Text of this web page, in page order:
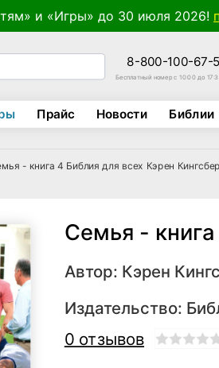
и «Игры» до 30 июля 2026!
8-800-100-67-
Бесплатный номер с 10:00 до
Прайс Новости Библии
- книга 4 Библия для всех Кэрен
Семья -
Автор: Кэрен
Издательство:
0 отзывов